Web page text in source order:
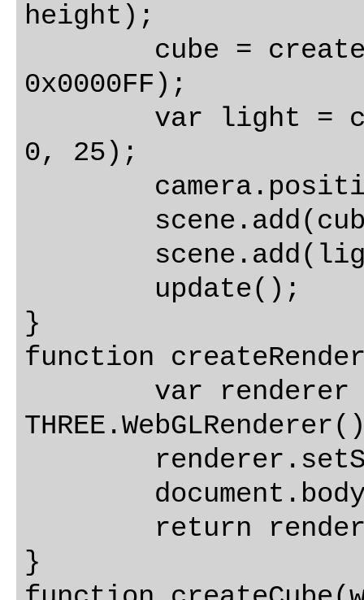
height);
0x0000FF);
0, 25);
}
function
}